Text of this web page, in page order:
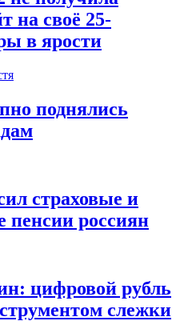
на своё 25-
в ярости
поднялись
страховые и
пенсии россиян
цифровой рубль
слежки